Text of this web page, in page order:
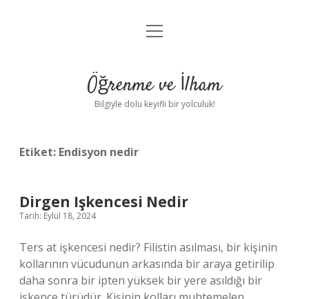
Anasayfa
Yasal Uyarı
menüyü
Öğrenme ve İlham
Bilgiyle dolu keyifli bir yolculuk!
Etiket: Endisyon nedir
Dirgen Işkencesi Nedir
Tarih: Eylül 18, 2024
Ters at işkencesi nedir? Filistin asılması, bir kişinin
kollarının vücudunun arkasında bir araya getirilip
daha sonra bir ipten yüksek bir yere asıldığı bir